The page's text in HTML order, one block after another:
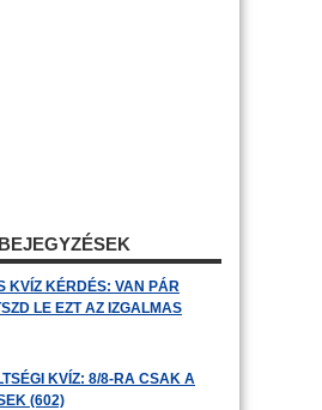
KVÍZ KÉRDÉS: VAN PÁR
LE EZT AZ IZGALMAS
KVÍZ: 8/8-RA CSAK A
(602)